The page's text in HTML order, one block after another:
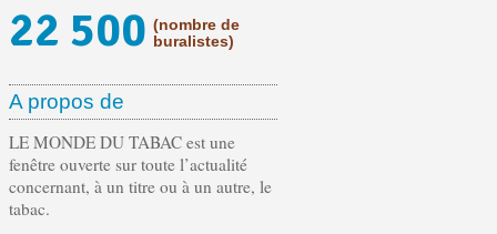
22 500 (nombre de
buralistes)
A propos de
LE MONDE DU TABAC est une
fenêtre ouverte sur toute l’actualité
concernant, à un titre ou à un autre, le
tabac.